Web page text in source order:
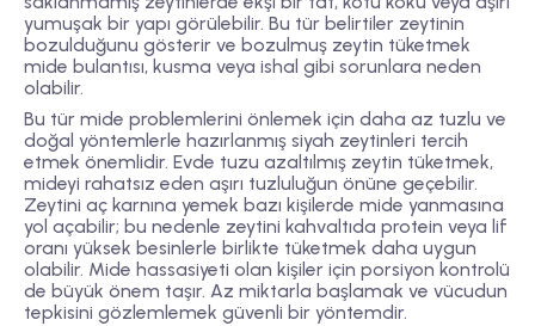
yumuşak bir yapı görülebilir. Bu tür belirtiler zeytinin
bozulduğunu gösterir ve bozulmuş zeytin tüketmek
mide bulantısı, kusma veya ishal gibi sorunlara neden
olabilir.
Bu tür mide problemlerini önlemek için daha az tuzlu ve
doğal yöntemlerle hazırlanmış siyah zeytinleri tercih
etmek önemlidir. Evde tuzu azaltılmış zeytin tüketmek,
mideyi rahatsız eden aşırı tuzluluğun önüne geçebilir.
Zeytini aç karnına yemek bazı kişilerde mide yanmasına
yol açabilir; bu nedenle zeytini kahvaltıda protein veya lif
oranı yüksek besinlerle birlikte tüketmek daha uygun
olabilir. Mide hassasiyeti olan kişiler için porsiyon kontrolü
de büyük önem taşır. Az miktarla başlamak ve vücudun
tepkisini gözlemlemek güvenli bir yöntemdir.